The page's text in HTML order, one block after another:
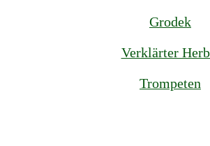
Grodek
Verklärter
Trompeten